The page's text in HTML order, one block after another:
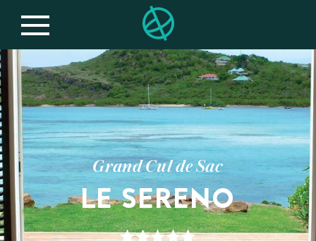
Grand Cul de Sac
LE SERENO